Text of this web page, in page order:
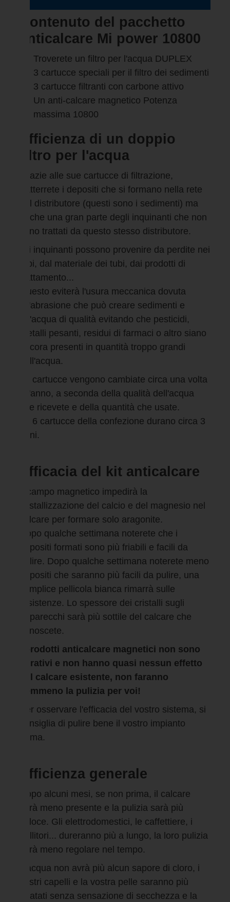
Contenuto del pacchetto
anticalcare Mi power 10800
Troverete un filtro per l'acqua DUPLEX
3 cartucce speciali per il filtro dei sedimenti
3 cartucce filtranti con carbone attivo
Un anti-calcare magnetico Potenza
massima 10800
Efficienza di un doppio
filtro per l'acqua
Grazie alle sue cartucce di filtrazione,
tratterrete i depositi che si formano nella rete
del distributore (questi sono i sedimenti) ma
anche una gran parte degli inquinanti che non
sono trattati da questo stesso distributore.
Gli inquinanti possono provenire da perdite nei
tubi, dal materiale dei tubi, dai prodotti di
trattamento...
Questo eviterà l'usura meccanica dovuta
all'abrasione che può creare sedimenti e
un'acqua di qualità evitando che pesticidi,
metalli pesanti, residui di farmaci o altro siano
ancora presenti in quantità troppo grandi
nell'acqua.
Le cartucce vengono cambiate circa una volta
all'anno, a seconda della qualità dell'acqua
che ricevete e della quantità che usate.
Le 6 cartucce della confezione durano circa 3
anni.
Efficacia del kit anticalcare
Il campo magnetico impedirà la
cristallizzazione del calcio e del magnesio nel
calcare per formare solo aragonite.
Dopo qualche settimana noterete che i
depositi formati sono più friabili e facili da
pulire. Dopo qualche settimana noterete meno
depositi che saranno più facili da pulire, una
semplice pellicola bianca rimarrà sulle
resistenze. Lo spessore dei cristalli sugli
apparecchi sarà più sottile del calcare che
conoscete.
I prodotti anticalcare magnetici non sono
curativi e non hanno quasi nessun effetto
sul calcare esistente, non faranno
nemmeno la pulizia per voi!
Per osservare l'efficacia del vostro sistema, si
consiglia di pulire bene il vostro impianto
prima.
Efficienza generale
Dopo alcuni mesi, se non prima, il calcare
sarà meno presente e la pulizia sarà più
veloce. Gli elettrodomestici, le caffettiere, i
bollitori... dureranno più a lungo, la loro pulizia
sarà meno regolare nel tempo.
L'acqua non avrà più alcun sapore di cloro, i
vostri capelli e la vostra pelle saranno più
idratati senza sensazione di secchezza e la